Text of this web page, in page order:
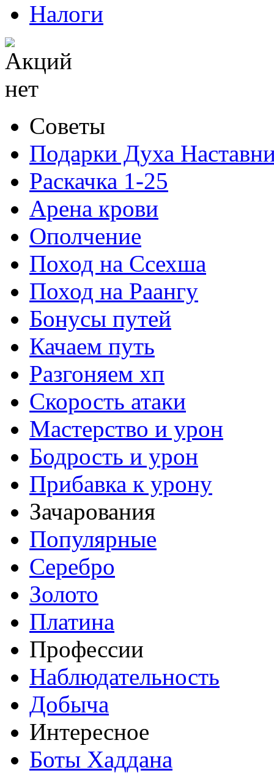
Налоги
Советы
Подарки Духа
Раскачка 1-25
Арена крови
Ополчение
Поход на Ссехша
Поход на Раангу
Бонусы путей
Качаем путь
Разгоняем хп
Скорость атаки
Мастерство и урон
Бодрость и урон
Прибавка к урону
Зачарования
Популярные
Серебро
Золото
Платина
Профессии
Наблюдательность
Добыча
Интересное
Боты Хаддана